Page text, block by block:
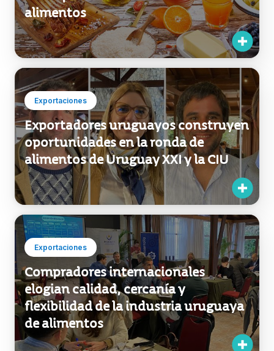
Exportaciones
Exportadores uruguayos construyen
oportunidades en la ronda de
alimentos de Uruguay XXI y la CIU
Exportaciones
Compradores internacionales
elogian calidad, cercanía y
flexibilidad de la industria uruguaya
de alimentos